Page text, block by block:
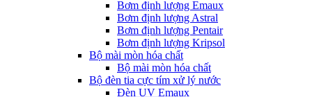
Bơm định lượng Emaux
Bơm định lượng Astral
Bơm định lượng Pentair
Bơm định lượng Kripsol
Bộ mài mòn hóa chất
Bộ mài mòn hóa chất
Bộ đèn tia cực tím xử lý nước
Đèn UV Emaux